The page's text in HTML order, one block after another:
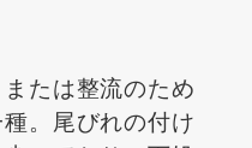
たは整流のため
。尾びれの付け